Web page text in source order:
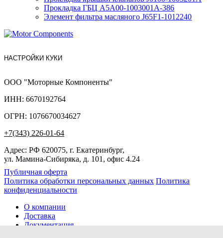
Прокладка ГБЦ A5A00-1003001A-386
Элемент фильтра масляного J65F1-1012240
НАСТРОЙКИ КУКИ
ООО "Моторные Компоненты"
ИНН: 6670192764
ОГРН: 1076670034627
+7(343) 226-01-64
Адрес: РФ 620075, г. Екатеринбург,
ул. Мамина-Сибиряка, д. 101, офис 4.24
Публичная оферта
Политика обработки персональных данных Политика
конфиденциальности
О компании
Доставка
Документация